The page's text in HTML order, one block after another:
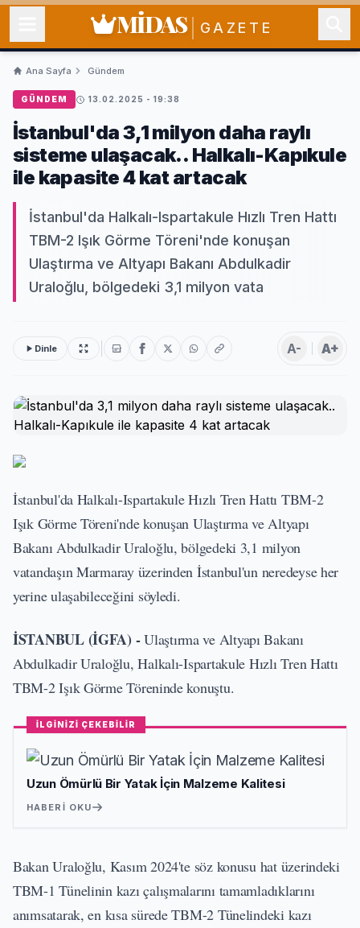
MİDAS GAZETE
Ana Sayfa Gündem
GÜNDEM 13.02.2025 - 19:38
İstanbul'da 3,1 milyon daha raylı
sisteme ulaşacak.. Halkalı-Kapıkule
ile kapasite 4 kat artacak
İstanbul'da Halkalı-Ispartakule Hızlı Tren Hattı
TBM-2 Işık Görme Töreni'nde konuşan
Ulaştırma ve Altyapı Bakanı Abdulkadir
Uraloğlu, bölgedeki 3,1 milyon vata
Dinle A- A+
İstanbul'da Halkalı-Ispartakule Hızlı Tren Hattı TBM-2
Işık Görme Töreni'nde konuşan Ulaştırma ve Altyapı
Bakanı Abdulkadir Uraloğlu, bölgedeki 3,1 milyon
vatandaşın Marmaray üzerinden İstanbul'un neredeyse her
yerine ulaşabileceğini söyledi.
İSTANBUL (İGFA) -Ulaştırma ve Altyapı Bakanı
Abdulkadir Uraloğlu, Halkalı-Ispartakule Hızlı Tren Hattı
TBM-2 Işık Görme Töreninde konuştu.
İLGİNİZİ ÇEKEBİLİR
Uzun Ömürlü Bir Yatak İçin Malzeme Kalitesi
HABERI OKU
Bakan Uraloğlu, Kasım 2024'te söz konusu hat üzerindeki
TBM-1 Tünelinin kazı çalışmalarını tamamladıklarını
anımsatarak, en kısa sürede TBM-2 Tünelindeki kazı